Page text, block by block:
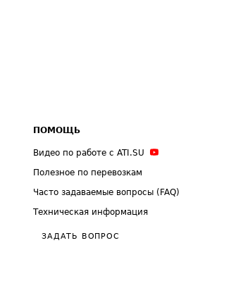
ПОМОЩЬ
Видео по работе с ATI.SU
Полезное по перевозкам
Часто задаваемые вопросы (FAQ)
Техническая информация
ЗАДАТЬ ВОПРОС